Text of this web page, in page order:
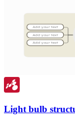
Light bulb